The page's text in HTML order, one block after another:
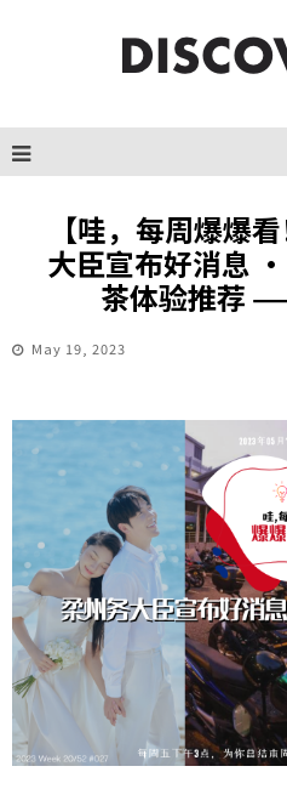
【哇，每周爆爆
大臣宣布好消息
茶体验推荐
May 19, 2023